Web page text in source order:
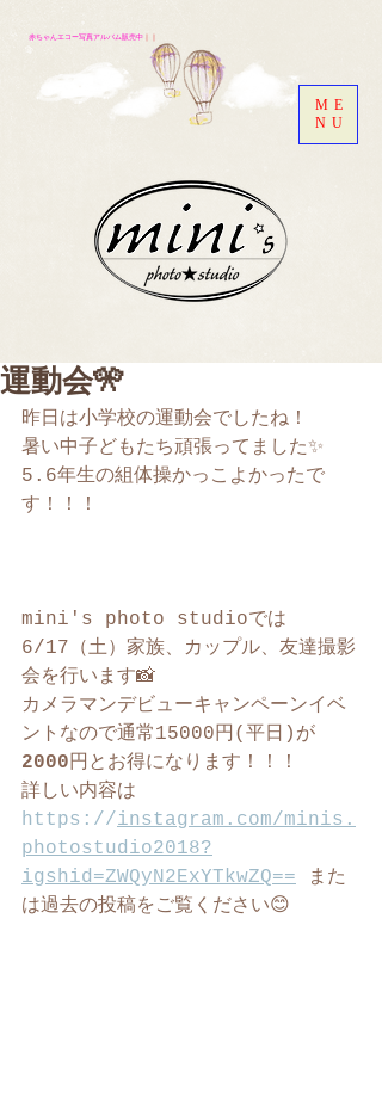
赤ちゃんエコー写真アルバム販売中
ME
NU
運動会🎌
昨日は小学校の運動会でしたね！
暑い中子どもたち頑張ってました✨
5.6年生の組体操かっこよかったで
す！！！
mini's photo studioでは
6/17（土）家族、カップル、友達撮影
会を行います📸
カメラマンデビューキャンペーンイベ
ントなので通常15000円(平日)が
2000 円とお得になります！！！
詳しい内容は
https://instagram.com/minis.
photostudio2018?
igshid=ZWQyN2ExYTkwZQ== また
は過去の投稿をご覧ください😊